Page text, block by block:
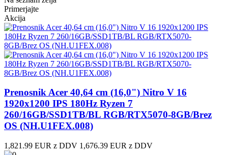
Primerjajte
Akcija
Prenosnik Acer 40,64 cm (16,0") Nitro V 16
1920x1200 IPS 180Hz Ryzen 7
260/16GB/SSD1TB/BL RGB/RTX5070-8GB/Brez
OS (NH.U1FEX.008)
1,821.99 EUR z DDV 1,676.39 EUR z DDV